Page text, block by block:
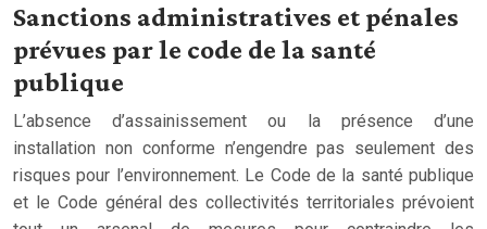
Sanctions administratives et pénales
prévues par le code de la santé
publique
L’absence d’assainissement ou la présence d’une
installation non conforme n’engendre pas seulement des
risques pour l’environnement. Le Code de la santé publique
et le Code général des collectivités territoriales prévoient